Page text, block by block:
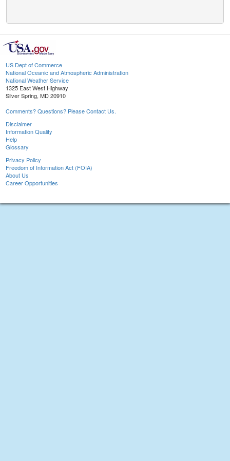
US Dept of Commerce
National Oceanic and Atmospheric Administration
National Weather Service
1325 East West Highway
Silver Spring, MD 20910
Comments? Questions? Please Contact Us.
Disclaimer
Information Quality
Help
Glossary
Privacy Policy
Freedom of Information Act (FOIA)
About Us
Career Opportunities